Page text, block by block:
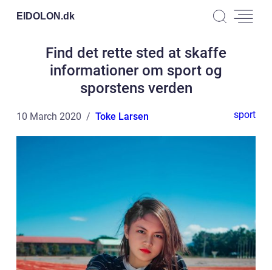
EIDOLON.dk
Find det rette sted at skaffe
informationer om sport og
sporstens verden
10 March 2020 Toke Larsen sport